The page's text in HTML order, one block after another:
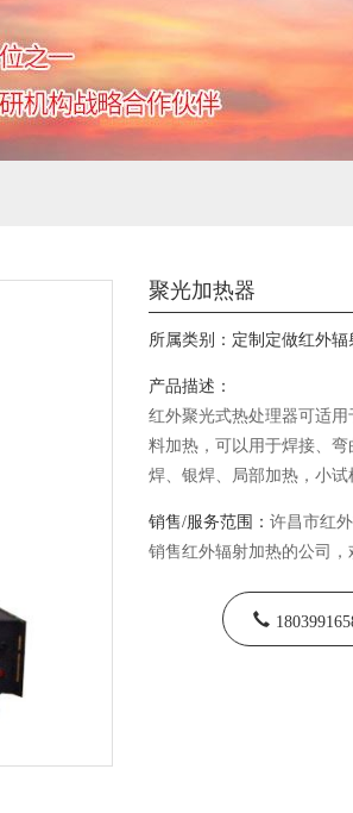
聚光加热器
所属类别： 定制定做红外辐
产品描述：
红外聚光式热处理器可适
料加热，可以用于焊接、
焊、银焊、局部加热，小
销售/服务范围： 许昌市红
销售红外辐射加热的公司，